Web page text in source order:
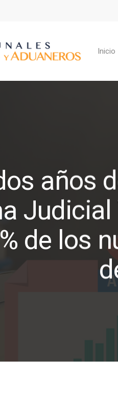
Inicio
años
Judicial
de los